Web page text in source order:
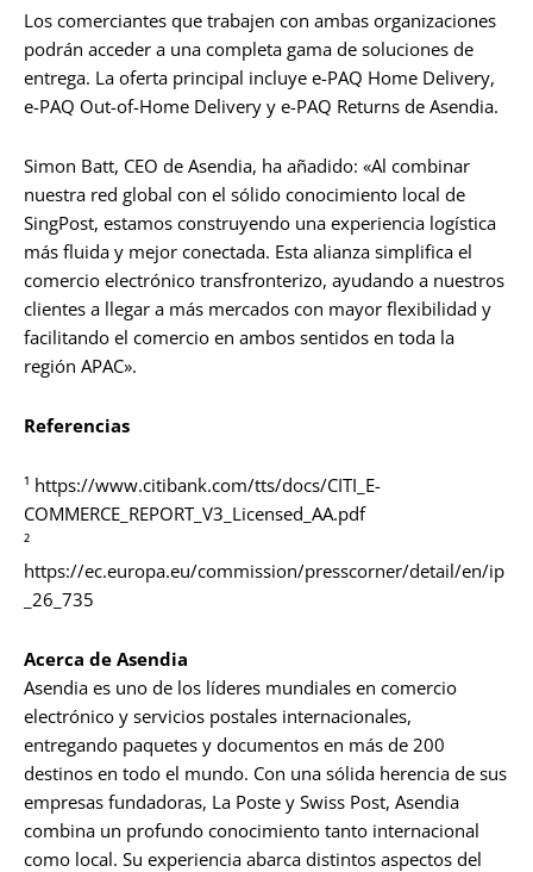
Los comerciantes que trabajen con ambas organizaciones
podrán acceder a una completa gama de soluciones de
entrega. La oferta principal incluye e-PAQ Home Delivery,
e-PAQ Out-of-Home Delivery y e-PAQ Returns de Asendia.
Simon Batt, CEO de Asendia, ha añadido: «Al combinar
nuestra red global con el sólido conocimiento local de
SingPost, estamos construyendo una experiencia logística
más fluida y mejor conectada. Esta alianza simplifica el
comercio electrónico transfronterizo, ayudando a nuestros
clientes a llegar a más mercados con mayor flexibilidad y
facilitando el comercio en ambos sentidos en toda la
región APAC».
Referencias
¹ https://www.citibank.com/tts/docs/CITI_E-
COMMERCE_REPORT_V3_Licensed_AA.pdf
²
https://ec.europa.eu/commission/presscorner/detail/en/ip
_26_735
Acerca de Asendia
Asendia es uno de los líderes mundiales en comercio
electrónico y servicios postales internacionales,
entregando paquetes y documentos en más de 200
destinos en todo el mundo. Con una sólida herencia de sus
empresas fundadoras, La Poste y Swiss Post, Asendia
combina un profundo conocimiento tanto internacional
como local. Su experiencia abarca distintos aspectos del